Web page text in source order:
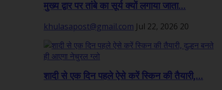
मुख्य द्वार पर तांबे का सूर्य क्यों लगाया जाता...
khulasapost@gmail.com Jul 22, 2026 20
शादी से एक दिन पहले ऐसे करें स्किन की तैयारी,...